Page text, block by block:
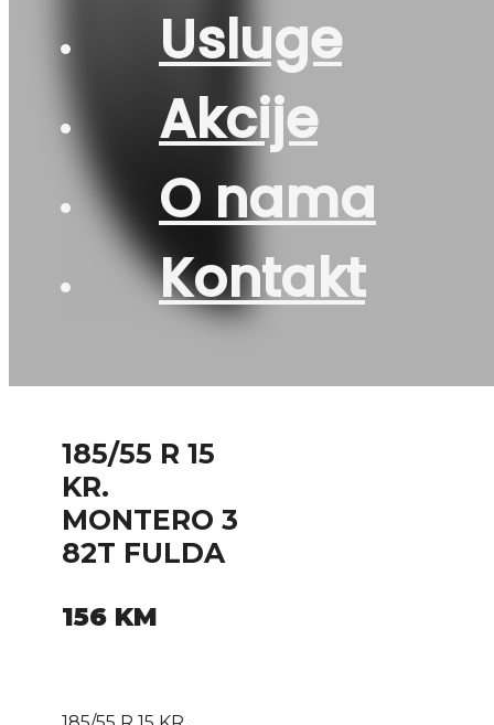
Usluge
Akcije
O nama
Kontakt
185/55 R 15
KR.
MONTERO 3
82T FULDA
156 KM